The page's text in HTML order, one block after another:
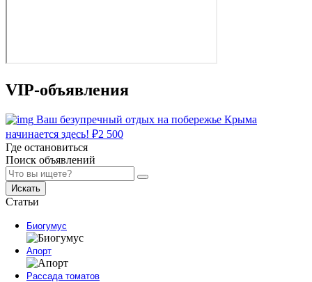
VIP-объявления
Ваш безупречный отдых на побережье Крыма
начинается здесь! ₽2 500
Где остановиться
Поиск объявлений
Искать
Статьи
Биогумус
Апорт
Рассада томатов